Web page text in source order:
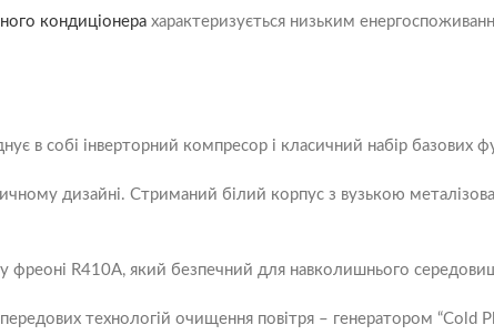
кондиціонера характеризується низьким
в собі інверторний компресор і класичний набір базових
дизайні. Стриманий білий корпус з вузькою
фреоні R410A, який безпечний для навколишнього
технологій очищення повітря – генератором “Cold